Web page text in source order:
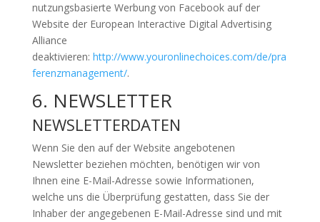
nutzungsbasierte Werbung von Facebook auf der
Website der European Interactive Digital Advertising
Alliance
deaktivieren: http://www.youronlinechoices.com/de/pra
ferenzmanagement/.
6. NEWSLETTER
NEWSLETTERDATEN
Wenn Sie den auf der Website angebotenen
Newsletter beziehen möchten, benötigen wir von
Ihnen eine E-Mail-Adresse sowie Informationen,
welche uns die Überprüfung gestatten, dass Sie der
Inhaber der angegebenen E-Mail-Adresse sind und mit